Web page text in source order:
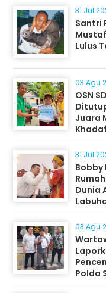
31 Jul
Santri
Lulus
03 Agu
OSN
Juara
31 Jul
Bobby
Dunia
03 Agu
Polda